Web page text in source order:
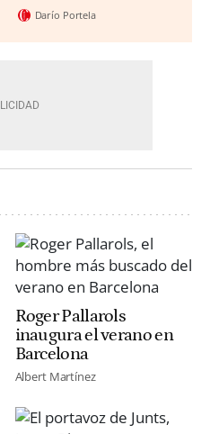
Darío Portela
Roger Pallarols
inaugura el verano en
Barcelona
Albert Martínez